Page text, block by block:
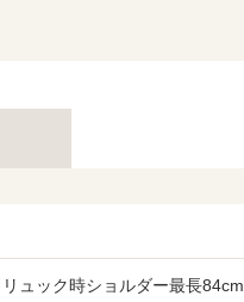
ュック時ショルダー最長84cm